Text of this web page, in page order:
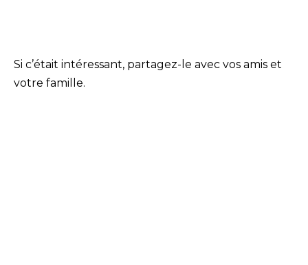
Si c’était intéressant, partagez-le avec vos amis et
votre famille.